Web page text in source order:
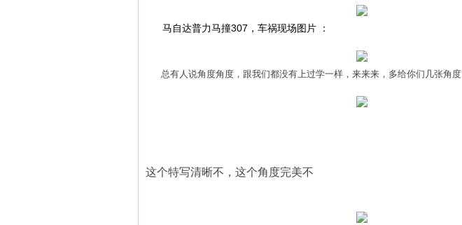
马自达普力马撞307，车祸现场图片 ：
总有人说角度角度，跟我们都没有上过学一样，来来来，多给你们几张角度
这个特写清晰不，这个角度完美不